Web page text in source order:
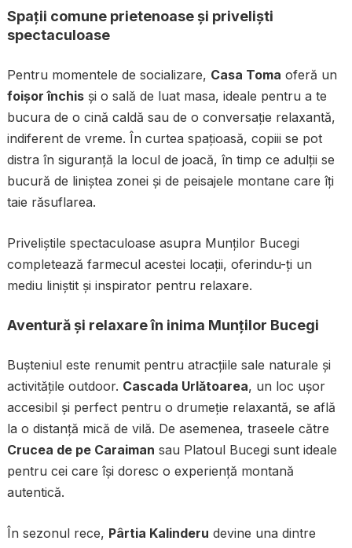
Spații comune prietenoase și priveliști
spectaculoase
Pentru momentele de socializare, Casa Toma oferă un
foișor închisși o sală de luat masa, ideale pentru a te
bucura de o cină caldă sau de o conversație relaxantă,
indiferent de vreme. În curtea spațioasă, copiii se pot
distra în siguranță la locul de joacă, în timp ce adulții se
bucură de liniștea zonei și de peisajele montane care îți
taie răsuflarea.
Priveliștile spectaculoase asupra Munților Bucegi
completează farmecul acestei locații, oferindu-ți un
mediu liniștit și inspirator pentru relaxare.
Aventură și relaxare în inima Munților Bucegi
Bușteniul este renumit pentru atracțiile sale naturale și
activitățile outdoor. Cascada Urlătoarea, un loc ușor
accesibil și perfect pentru o drumeție relaxantă, se află
la o distanță mică de vilă. De asemenea, traseele către
Crucea de pe Caraiman sau Platoul Bucegi sunt ideale
pentru cei care își doresc o experiență montană
autentică.
În sezonul rece, Pârtia Kalinderu devine una dintre